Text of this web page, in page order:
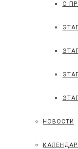
О
НОВОСТИ